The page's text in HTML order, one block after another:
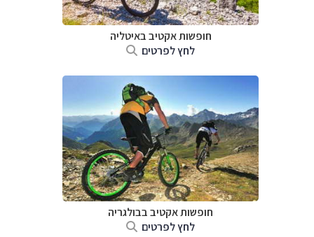
חופשות אקטיב באיטליה
לחץ לפרטים
חופשות אקטיב בבולגריה
לחץ לפרטים